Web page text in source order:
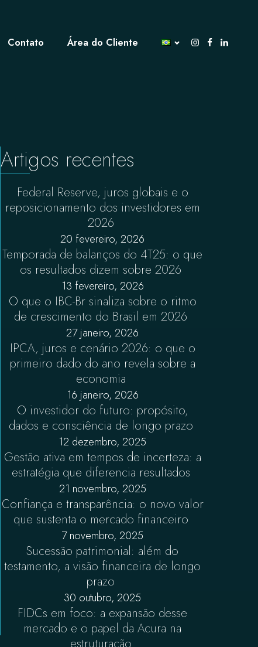
Contato Área do Cliente
Artigos recentes
Federal Reserve, juros globais e o
reposicionamento dos investidores em
2026
20 fevereiro, 2026
Temporada de balanços do 4T25: o que
os resultados dizem sobre 2026
13 fevereiro, 2026
O que o IBC-Br sinaliza sobre o ritmo
de crescimento do Brasil em 2026
27 janeiro, 2026
IPCA, juros e cenário 2026: o que o
primeiro dado do ano revela sobre a
economia
16 janeiro, 2026
O investidor do futuro: propósito,
dados e consciência de longo prazo
12 dezembro, 2025
Gestão ativa em tempos de incerteza: a
estratégia que diferencia resultados
21 novembro, 2025
Confiança e transparência: o novo valor
que sustenta o mercado financeiro
7 novembro, 2025
Sucessão patrimonial: além do
testamento, a visão financeira de longo
prazo
30 outubro, 2025
FIDCs em foco: a expansão desse
mercado e o papel da Acura na